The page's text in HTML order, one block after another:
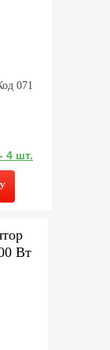
071
4 шт.
Вт